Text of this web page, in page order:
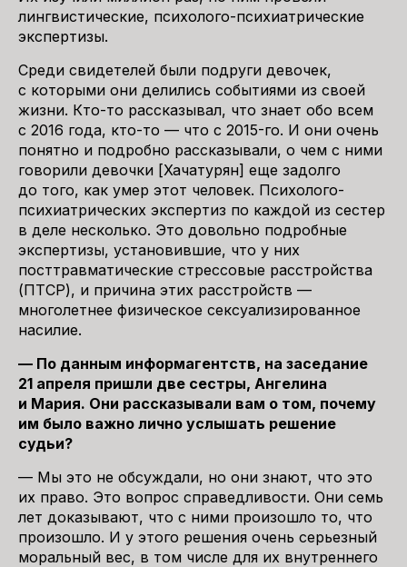
лингвистические, психолого-психиатрические
экспертизы.
Среди свидетелей были подруги девочек,
с которыми они делились событиями из своей
жизни. Кто-то рассказывал, что знает обо всем
с 2016 года, кто-то — что с 2015-го. И они очень
понятно и подробно рассказывали, о чем с ними
говорили девочки [Хачатурян] еще задолго
до того, как умер этот человек. Психолого-
психиатрических экспертиз по каждой из сестер
в деле несколько. Это довольно подробные
экспертизы, установившие, что у них
посттравматические стрессовые расстройства
(ПТСР), и причина этих расстройств —
многолетнее физическое сексуализированное
насилие.
— По данным информагентств, на заседание
21 апреля пришли две сестры, Ангелина
и Мария. Они рассказывали вам о том, почему
им было важно лично услышать решение
судьи?
— Мы это не обсуждали, но они знают, что это
их право. Это вопрос справедливости. Они семь
лет доказывают, что с ними произошло то, что
произошло. И у этого решения очень серьезный
моральный вес, в том числе для их внутреннего